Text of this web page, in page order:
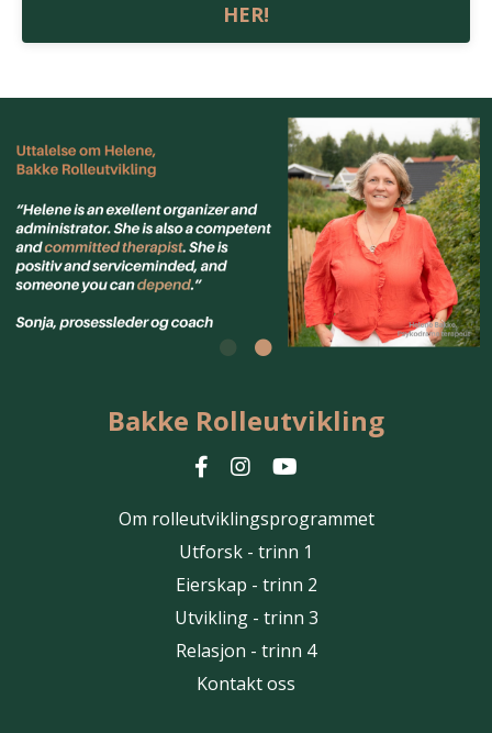
HER!
Bakke Rolleutvikling
Om rolleutviklingsprogrammet
Utforsk - trinn 1
Eierskap - trinn 2
Utvikling - trinn 3
Relasjon - trinn 4
Kontakt oss